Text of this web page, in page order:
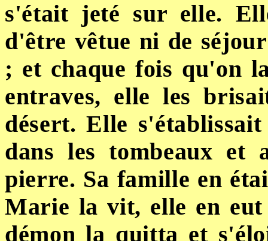
s'était jeté sur elle.
d'être vêtue ni de
; et chaque fois qu'on
entraves, elle les
désert. Elle
dans les tombeaux et
pierre. Sa famille en
Marie la vit, elle en
démon la quitta et